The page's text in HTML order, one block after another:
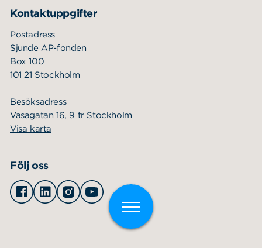
Kontaktuppgifter
Postadress
Sjunde AP-fonden
Box 100
101 21 Stockholm
Besöksadress
Vasagatan 16, 9 tr Stockholm
Visa karta
Följ oss
Facebook
LinkedinInstagramYoutube